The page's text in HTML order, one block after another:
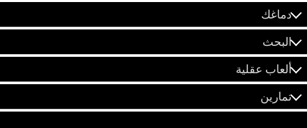
دماغك
البحث
ألعاب عقلية
تمارين